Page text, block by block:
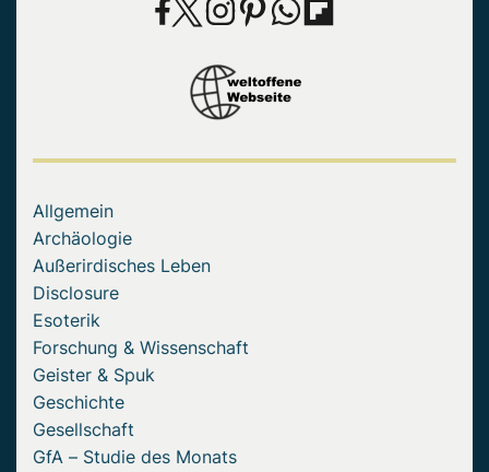
Allgemein
Archäologie
Außerirdisches Leben
Disclosure
Esoterik
Forschung & Wissenschaft
Geister & Spuk
Geschichte
Gesellschaft
GfA – Studie des Monats